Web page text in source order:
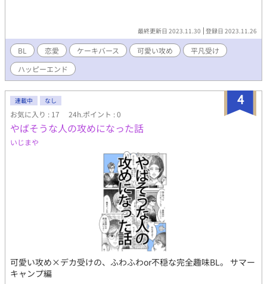
最終更新日 2023.11.30 登録日 2023.11.26
BL 恋愛 ケーキバース 可愛い攻め
平凡受け
ハッピーエンド
4
連載中 なし
お気に入り : 17 24h.ポイント : 0
やばそうな人の攻めになった話
いじまや
可愛い攻め×デカ受けの、ふわふわor不穏な完全趣味BL。 サマー
キャンプ編